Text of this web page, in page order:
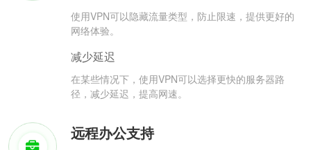
使用VPN可以隐藏流量类型，防止限速，提供更好的
网络体验。
减少延迟
在某些情况下，使用VPN可以选择更快的服务器路
径，减少延迟，提高网速。
远程办公支持